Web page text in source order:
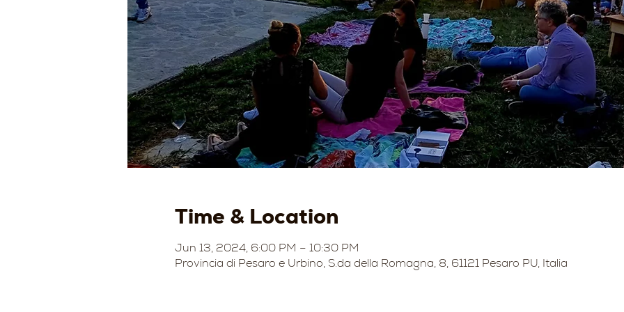
Time & Location
Jun 13, 2024, 6:00 PM – 10:30 PM
Provincia di Pesaro e Urbino, S.da della Romagna, 8, 61121 Pesaro PU, Italia